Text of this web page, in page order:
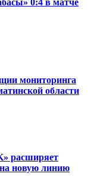
0:4 в матче
мониторинга
области
расширяет
новую линию